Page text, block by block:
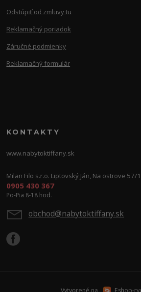
Odstúpiť od zmluvy tu
Reklamačný poriadok
Záručné podmienky
Reklamačný formulár
KONTAKTY
www.nabytoktiffany.sk
Milan Filo s.r.o. Liptovský Ján, Na ostrove 57/
0905 430 367
Po-Pia 8-18 hod.
obchod@nabytoktiffany.sk
Vytvorené na Eshop-